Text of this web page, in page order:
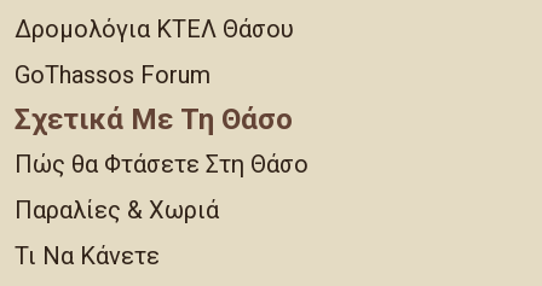
Δρομολόγια ΚΤΕΛ Θάσου
GoThassos Forum
Σχετικά Με Τη Θάσο
Πώς θα Φτάσετε Στη Θάσο
Παραλίες & Χωριά
Τι Να Κάνετε